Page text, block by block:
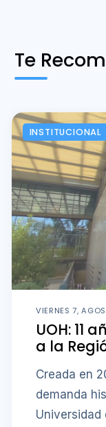
Te
INSTITUCIONAL
VIERNES 7,
UOH: 11
a la
Creada en
demanda
Universidad